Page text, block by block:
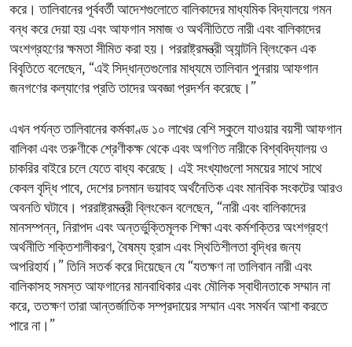
করে। তালিবানের পূর্ববর্তী আদেশগুলোতে বালিকাদের মাধ্যমিক বিদ্যালয়ে গমন
বন্ধ করে দেয়া হয় এবং আফগান সমাজ ও অর্থনীতিতে নারী এবং বালিকাদের
অংশগ্রহণের ক্ষমতা সীমিত করা হয়। পররাষ্ট্রমন্ত্রী অ্যান্টনি ব্লিংকেন এক
বিবৃতিতে বলেছেন, “এই সিদ্ধান্তগুলোর মাধ্যমে তালিবান পুনরায় আফগান
জনগণের কল্যাণের প্রতি তাদের অবজ্ঞা প্রদর্শন করেছে।”
এখন পর্যন্ত তালিবানের কর্মকাণ্ড ১০ লাখের বেশি স্কুলে যাওয়ার বয়সী আফগান
বালিকা এবং তরুণীকে শ্রেণীকক্ষ থেকে এবং অগণিত নারীকে বিশ্ববিদ্যালয় ও
চাকরির বাইরে চলে যেতে বাধ্য করেছে। এই সংখ্যাগুলো সময়ের সাথে সাথে
কেবল বৃদ্ধি পাবে, দেশের চলমান ভয়াবহ অর্থনৈতিক এবং মানবিক সংকটের আরও
অবনতি ঘটাবে। পররাষ্ট্রমন্ত্রী ব্লিংকেন বলেছেন, “নারী এবং বালিকাদের
মানসম্পন্ন, নিরাপদ এবং অন্তর্ভুক্তিমূলক শিক্ষা এবং কর্মশক্তির অংশগ্রহণ
অর্থনীতি শক্তিশালীকরণ, বৈষম্য হ্রাস এবং স্থিতিশীলতা বৃদ্ধির জন্য
অপরিহার্য।” তিনি সতর্ক করে দিয়েছেন যে “যতক্ষণ না তালিবান নারী এবং
বালিকাসহ সমস্ত আফগানের মানবাধিকার এবং মৌলিক স্বাধীনতাকে সম্মান না
করে, ততক্ষণ তারা আন্তর্জাতিক সম্প্রদায়ের সম্মান এবং সমর্থন আশা করতে
পারে না।”